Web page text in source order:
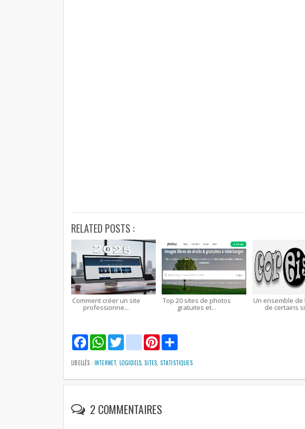
RELATED POSTS :
Comment créer un site
professionne...
Top 20 sites de photos
gratuites et...
Un ensemble de
de certains
F
a
c
e
o
o
W
h
a
t
A
p
T
t
e
r
g
m
a
l
P
n
t
r
e
r
LIBELLÉS : INTERNET, LOGICIELS,SITES, STATISTIQUES
2 COMMENTAIRES